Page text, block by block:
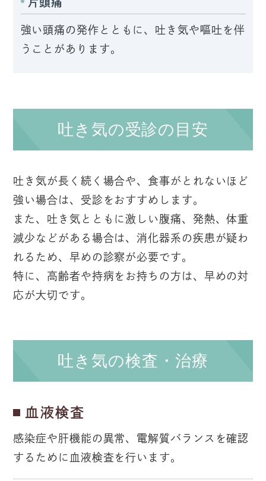
強い頭痛の発作とともに、吐き気や嘔吐を伴
うことがあります。
吐き気の受診の目安
吐き気が長く続く場合や、食事がとれないほど
強い場合は、受診をおすすめします。
また、吐き気とともに激しい腹痛、発熱、体重
減少などがある場合は、消化器系の疾患が疑わ
れるため、早めの診察が必要です。
特に、高齢者や持病をお持ちの方は、早めの対
応が大切です。
吐き気の検査・治療
血液検査
感染症や肝機能の異常、電解質バランスを確認
するために血液検査を行います。